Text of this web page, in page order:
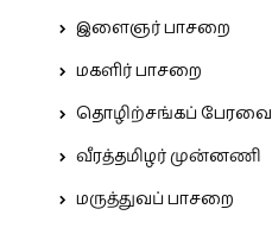
இளைஞர் பாசறை
மகளிர் பாசறை
தொழிற்சங்கப் பேரவை
வீரத்தமிழர் முன்னணி
மருத்துவப் பாசறை